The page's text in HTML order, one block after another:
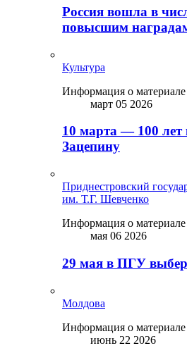
Россия вошла в
повысшим
Культура
Информация о материале
март 05 2026
10 марта — 100 лет
Зацепину
Приднестровский
им. Т.Г. Шевченко
Информация о материале
мая 06 2026
29 мая в ПГУ
Молдова
Информация о материале
июнь 22 2026